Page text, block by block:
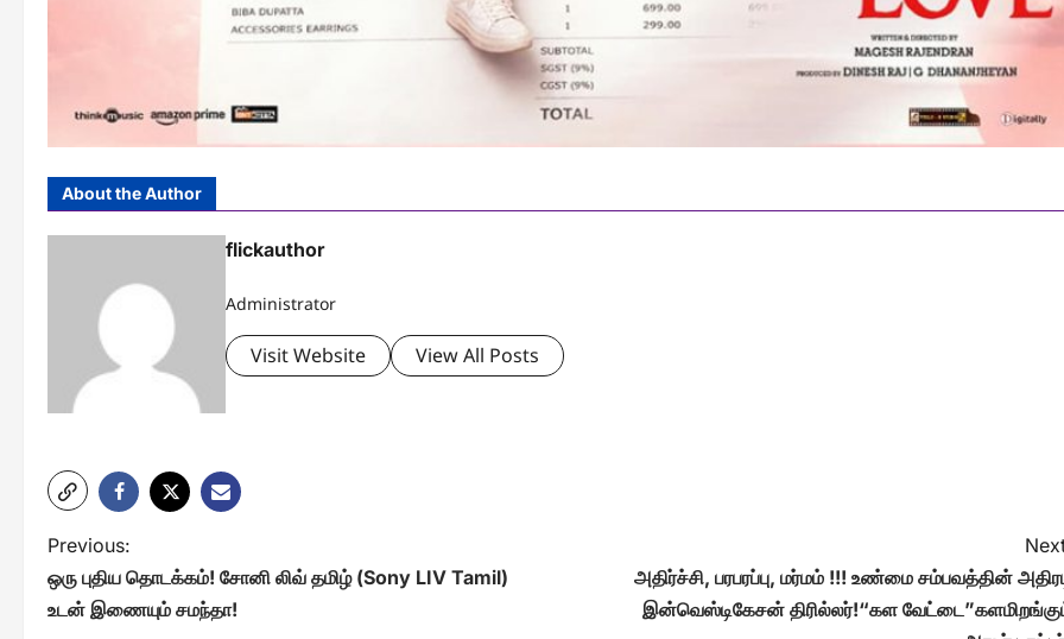
About the Author
flickauthor
Administrator
Visit Website View All Posts
P
o
Previous:
ஒரு புதிய தொடக்கம்! சோனி லிவ் தமிழ் (Sony LIV Tamil)
உடன் இணையும் சமந்தா!
அதிர்ச்சி, பரபரப்பு, மர்மம் !!! உண்மை சம்பவத்தின்
இன்வெஸ்டிகேசன் திரில்லர்!“கள